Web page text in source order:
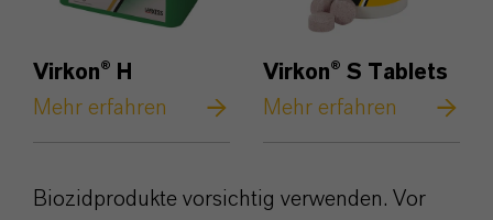
Virkon® H
Mehr erfahren
Virkon® S Tablets
Mehr erfahren
Biozidprodukte vorsichtig verwenden. Vor